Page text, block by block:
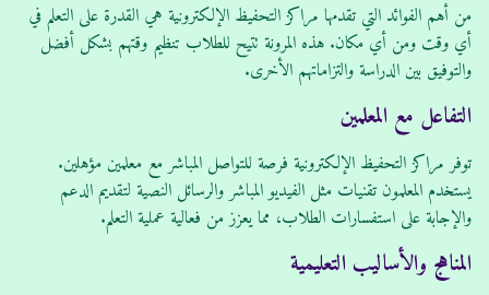
من أهم الفوائد التي تقدمها مراكز التحفيظ الإلكترونية هي القدرة على التعلم في
أي وقت ومن أي مكان. هذه المرونة تتيح للطلاب تنظيم وقتهم بشكل أفضل
والتوفيق بين الدراسة والتزاماتهم الأخرى.
التفاعل مع المعلمين
توفر مراكز التحفيظ الإلكترونية فرصة للتواصل المباشر مع معلمين مؤهلين.
يستخدم المعلمون تقنيات مثل الفيديو المباشر والرسائل النصية لتقديم الدعم
والإجابة على استفسارات الطلاب، مما يعزز من فعالية عملية التعلم.
المناهج والأساليب التعليمية